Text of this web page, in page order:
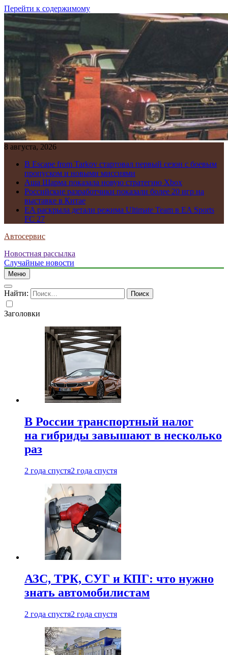
Перейти к содержимому
8 августа, 2026
В Escape from Tarkov стартовал первый сезон с боевым
пропуском и новыми миссиями
Аша Шарма показала новую стратегию Xbox
Российские разработчики показали более 20 игр на
выставке в Китае
EA раскрыла детали режима Ultimate Team в EA Sports
FC 27
Автосервис
Новостная рассылка
Случайные новости
Меню
Найти:
Заголовки
В России транспортный налог
на гибриды завышают в несколько
раз
2 года спустя2 года спустя
АЗС, ТРК, СУГ и КПГ: что нужно
знать автомобилистам
2 года спустя2 года спустя